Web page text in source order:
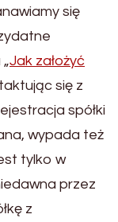
się
Jak założyć
się z
spółki
wypada też
tylko w
przez
z